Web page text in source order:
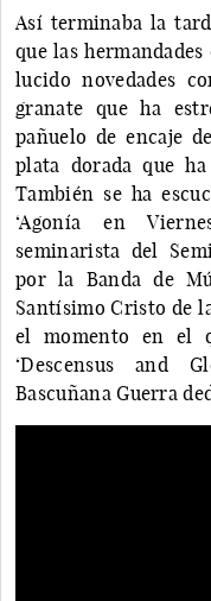
Así terminaba la
que las
lucido novedades
granate que ha
pañuelo de encaje
plata dorada que
También se ha
‘Agonía en
seminarista del
por la Banda de
Santísimo Cristo de
el momento en el
‘Descensus and
Bascuñana Guerra